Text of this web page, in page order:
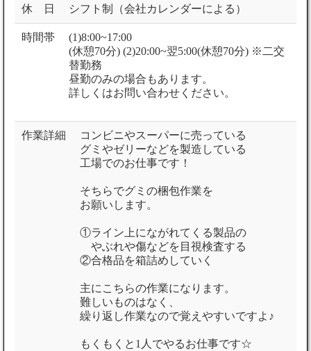
休 日 シフト制（会社カレンダーによる）
時間帯
(1)8:00~17:00
(休憩70分) (2)20:00~翌5:00(休憩70分) ※二交
替勤務
昼勤のみの場合もあります。
詳しくはお問い合わせください。
作業詳細
コンビニやスーパーに売っている
グミやゼリーなどを製造している
工場でのお仕事です！
そちらでグミの梱包作業を
お願いします。
①ライン上にながれてくる製品の
やぶれや傷などを目視検査する
②合格品を箱詰めしていく
主にこちらの作業になります。
難しいものはなく、
繰り返し作業なので覚えやすいですよ♪
もくもくと1人でやるお仕事です☆